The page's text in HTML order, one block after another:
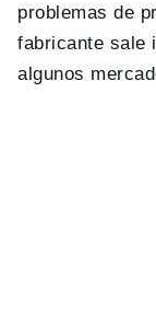
problemas de
fabricante sale
algunos